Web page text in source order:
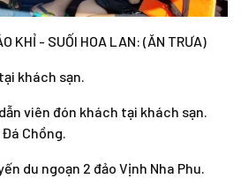
KHỈ - SUỐI HOA LAN: (ĂN TRƯA)
khách sạn.
viên đón khách tại khách sạn.
Chồng.
du ngoạn 2 đảo Vịnh Nha Phu.